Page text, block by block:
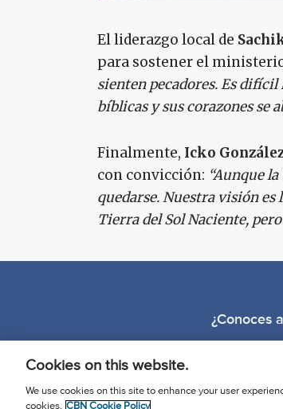
El liderazgo local de
para sostener el
sienten pecadores. Es
bíblicas y sus corazones se
Finalmente, Icko
con convicción: “Aunque
quedarse. Nuestra visión es
Tierra del Sol Naciente,
¿Conoces
Cookies on this website.
We use cookies on this site to enhance your user
cookies. CBN Cookie Policy